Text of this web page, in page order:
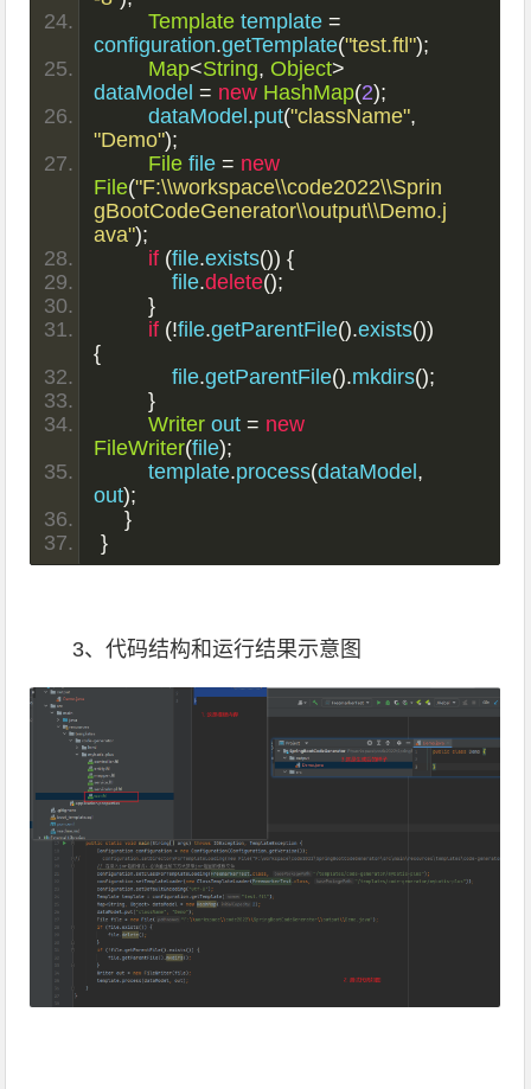
Template template =
configuration.getTemplate("test.ftl");
Map<String, Object>
dataModel = new HashMap(2);
        dataModel
.put("className",
"Demo");
File file = new
File("F:\\workspace\\code2022\\Sprin
gBootCodeGenerator\\output\\Demo.j
ava");
if (file.exists()) {
            file
.delete();
}
if (!file.getParentFile().exists())
{
            file
.getParentFile().mkdirs();
}
Writer out = new
FileWriter(file);
        template
.process(dataModel ,
out);
}
}
3、代码结构和运行结果示意图